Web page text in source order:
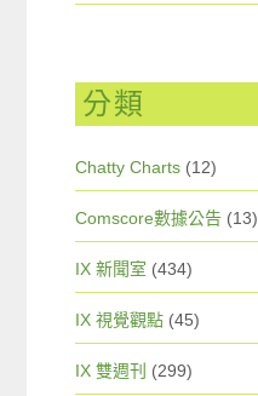
分類
Chatty Charts (12)
Comscore數據公告 (13)
IX 新聞室 (434)
IX 視覺觀點 (45)
IX 雙週刊 (299)